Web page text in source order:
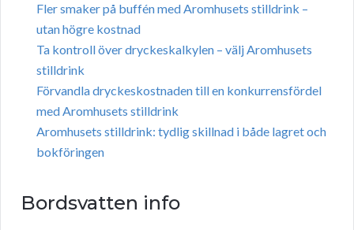
Fler smaker på buffén med Aromhusets stilldrink –
utan högre kostnad
Ta kontroll över dryckeskalkylen – välj Aromhusets
stilldrink
Förvandla dryckeskostnaden till en konkurrensfördel
med Aromhusets stilldrink
Aromhusets stilldrink: tydlig skillnad i både lagret och
bokföringen
Bordsvatten info